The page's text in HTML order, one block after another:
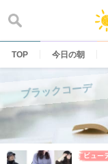
content
TOP 今日の朝
ブラックコーデ